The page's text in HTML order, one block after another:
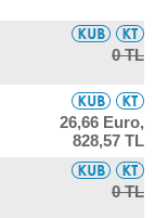
0 TL
26,66 Euro,
828,57 TL
0 TL